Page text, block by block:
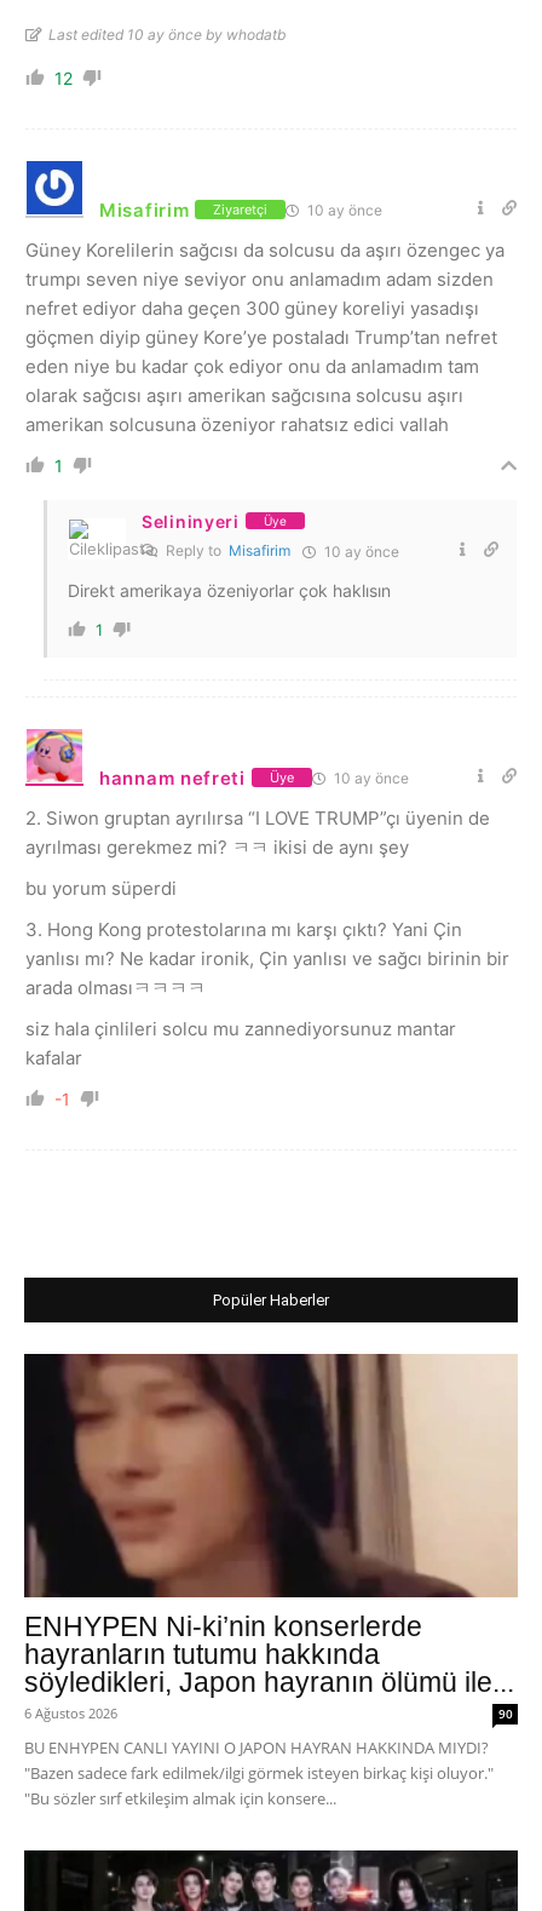
Last edited 10 ay önce by whodatb
12
Misafirim Ziyaretçi 10 ay önce
Güney Korelilerin sağcısı da solcusu da aşırı özengec ya
trumpı seven niye seviyor onu anlamadım adam sizden
nefret ediyor daha geçen 300 güney koreliyi yasadışı
göçmen diyip güney Kore’ye postaladı Trump’tan nefret
eden niye bu kadar çok ediyor onu da anlamadım tam
olarak sağcısı aşırı amerikan sağcısına solcusu aşırı
amerikan solcusuna özeniyor rahatsız edici vallah
1
Selininyeri Üye
Reply to Misafirim 10 ay önce
Direkt amerikaya özeniyorlar çok haklısın
1
hannam nefreti Üye 10 ay önce
2. Siwon gruptan ayrılırsa “I LOVE TRUMP”çı üyenin de
ayrılması gerekmez mi? ㅋㅋ ikisi de aynı şey
bu yorum süperdi
3. Hong Kong protestolarına mı karşı çıktı? Yani Çin
yanlısı mı? Ne kadar ironik, Çin yanlısı ve sağcı birinin bir
arada olmasıㅋㅋㅋㅋ
siz hala çinlileri solcu mu zannediyorsunuz mantar
kafalar
-1
Popüler Haberler
ENHYPEN Ni-ki’nin konserlerde
hayranların tutumu hakkında
söyledikleri, Japon hayranın ölümü ile...
6 Ağustos 2026 90
BU ENHYPEN CANLI YAYINI O JAPON HAYRAN HAKKINDA MIYDI?
"Bazen sadece fark edilmek/ilgi görmek isteyen birkaç kişi oluyor."
"Bu sözler sırf etkileşim almak için konsere...